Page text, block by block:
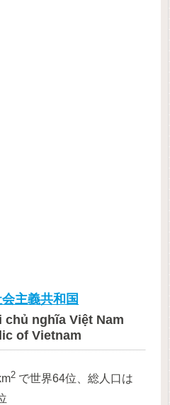
主義共和国
chủ nghĩa Việt Nam
of Vietnam
2 で世界64位、総人口は